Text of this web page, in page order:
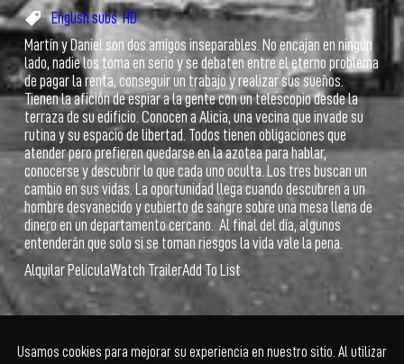
English subs,HD
Martín y Daniel son dos amigos inseparables. No encajan en ningún
lado, nadie los toma en serio y se debaten entre el eterno problema
de pagar la renta, conseguir un trabajo y realizar sus sueños.
Tienen la afición de espiar a la gente con un telescopio desde la
terraza de su edificio. Conocen a Alicia, una vecina que invade su
rutina y su espacio de libertad. Todos tienen obligaciones que
atender pero prefieren quedarse en la azotea para hablar,
conocerse y descubrir lo que cada uno oculta. Los tres buscan un
cambio en sus vidas. La oportunidad llega cuando descubren a un
hombre desvanecido y cubierto de sangre sobre una mesa llena de
dinero en un departamento cercano. Al final del día, algunos
entenderán que solo si se toman riesgos la vida vale la pena.
Alquilar PelículaWatch TrailerAdd To List